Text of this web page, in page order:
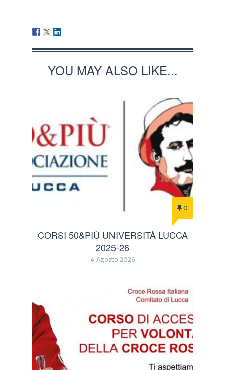
YOU MAY ALSO LIKE...
0
CORSI 50&PIÙ UNIVERSITÀ LUCCA
2025-26
4 Agosto 2026